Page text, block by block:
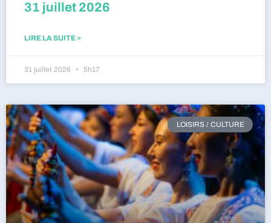
31 juillet 2026
LIRE LA SUITE »
31 juillet 2026 5h17
LOISIRS / CULTURE